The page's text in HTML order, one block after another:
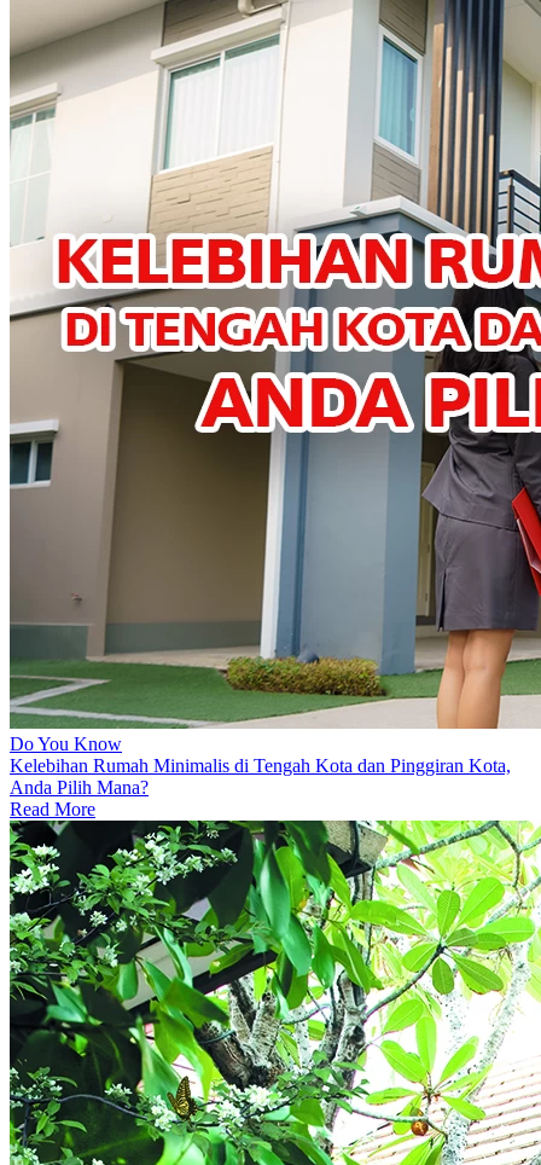
Do You Know
Kelebihan Rumah Minimalis di Tengah Kota dan Pinggiran Kota,
Anda Pilih Mana?
Read More